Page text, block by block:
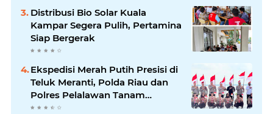
Distribusi Bio Solar Kuala
Kampar Segera Pulih, Pertamina
Siap Bergerak
Ekspedisi Merah Putih Presisi di
Teluk Meranti, Polda Riau dan
Polres Pelalawan Tanam
Mangrove Demi Negeri